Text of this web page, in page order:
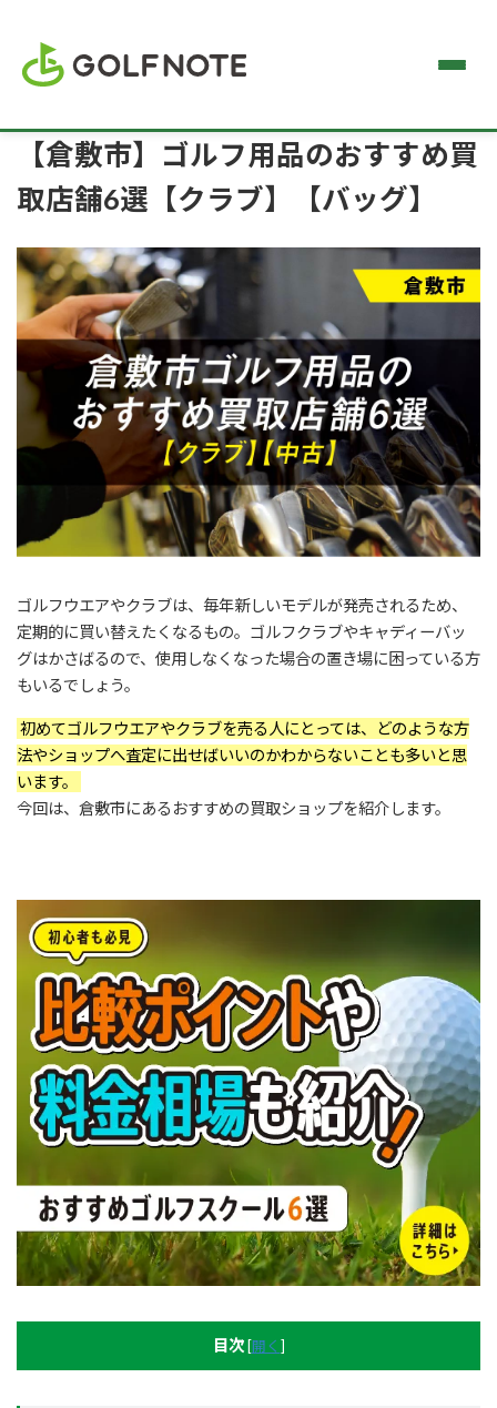
【倉敷市】ゴルフ用品のおすすめ買
取店舗6選【クラブ】【バッグ】
ゴルフウエアやクラブは、毎年新しいモデルが発売されるため、
定期的に買い替えたくなるもの。ゴルフクラブやキャディーバッ
グはかさばるので、使用しなくなった場合の置き場に困っている方
もいるでしょう。
初めてゴルフウエアやクラブを売る人にとっては、どのような方
法やショップへ査定に出せばいいのかわからないことも多いと思
います。
今回は、倉敷市にあるおすすめの買取ショップを紹介します。
目次 [開く ]